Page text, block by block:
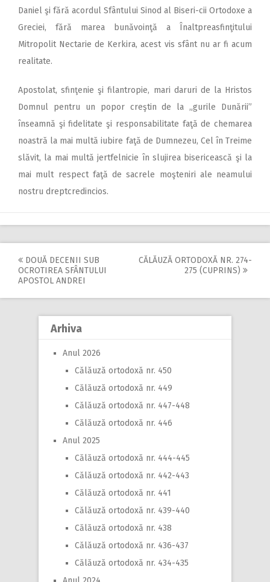
Daniel şi fără acordul Sfântului Sinod al Biseri-cii Ortodoxe a
Greciei, fără marea bunăvoinţă a Înaltpreasfinţitului
Mitropolit Nectarie de Kerkira, acest vis sfânt nu ar fi acum
realitate.
Apostolat, sfinţenie şi filantropie, mari daruri de la Hristos
Domnul pentru un popor creştin de la „gurile Dunării”
înseamnă şi fidelitate şi responsabilitate faţă de chemarea
noastră la mai multă iubire faţă de Dumnezeu, Cel în Treime
slăvit, la mai multă jertfelnicie în slujirea bisericească şi la
mai mult respect faţă de sacrele moşteniri ale neamului
nostru dreptcredincios.
Post
navigation
DOUĂ DECENII SUB
OCROTIREA SFÂNTULUI
APOSTOL ANDREI
CĂLĂUZĂ ORTODOXĂ NR. 274-
275 (CUPRINS)
Arhiva
Anul 2026
Călăuză ortodoxă nr. 450
Călăuză ortodoxă nr. 449
Călăuză ortodoxă nr. 447-448
Călăuză ortodoxă nr. 446
Anul 2025
Călăuză ortodoxă nr. 444-445
Călăuză ortodoxă nr. 442-443
Călăuză ortodoxă nr. 441
Călăuză ortodoxă nr. 439-440
Călăuză ortodoxă nr. 438
Călăuză ortodoxă nr. 436-437
Călăuză ortodoxă nr. 434-435